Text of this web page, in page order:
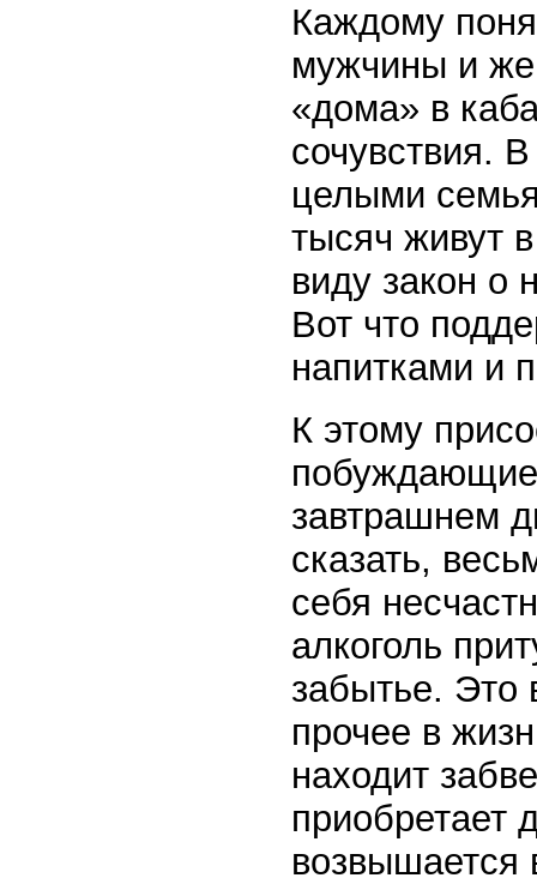
Каждому
мужчины и
«дома» в
сочувствия.
целыми
тысяч живут
виду закон о
Вот что
напитками и
К этому
побуждающие
завтрашнем
сказать,
себя
алкоголь
забытье. Это
прочее в
находит
приобретает
возвышается